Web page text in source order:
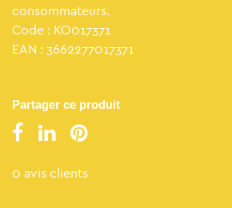
consommateurs.
Code : KO017371
EAN : 3662277017371
Partager ce produit
0 avis clients